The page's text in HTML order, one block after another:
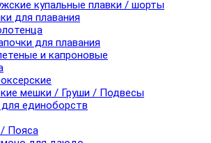
купальные плавки / шорты
для плавания
для плавания
и капроновые
мешки / Груши / Подвесы
единоборств
Пояса